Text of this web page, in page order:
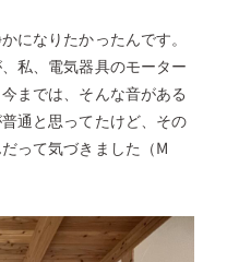
になりたかったんです。
私、電気器具のモーター
までは、そんな音がある
通と思ってたけど、その
って気づきました（M